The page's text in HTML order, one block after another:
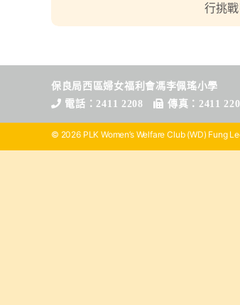
行挑
保良局西區婦女福利會馮李佩瑤小學
電話：2411 2208
傳真：2411
© 2026 PLK Women’s Welfare Club (WD) Fung